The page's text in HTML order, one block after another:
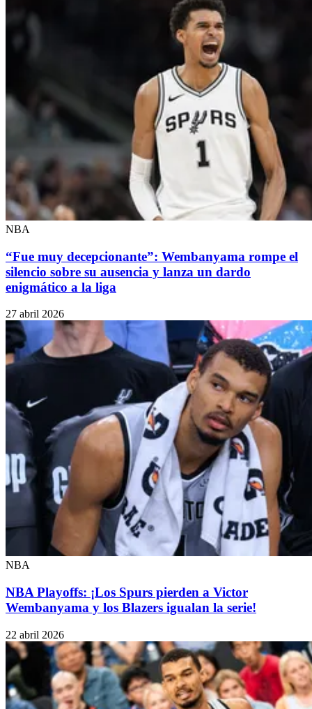
NBA
“Fue muy decepcionante”: Wembanyama rompe el
silencio sobre su ausencia y lanza un dardo
enigmático a la liga
27 abril 2026
NBA
NBA Playoffs: ¡Los Spurs pierden a Victor
Wembanyama y los Blazers igualan la serie!
22 abril 2026